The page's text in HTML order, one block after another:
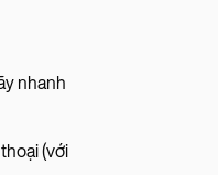
nhanh
(với